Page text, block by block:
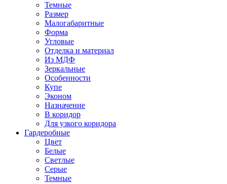
Темные
Размер
Малогабаритные
Форма
Угловые
Отделка и материал
Из МДФ
Зеркальные
Особенности
Купе
Эконом
Назначение
В коридор
Для узкого коридора
Гардеробные
Цвет
Белые
Светлые
Серые
Темные